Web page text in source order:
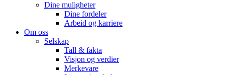
Dine muligheter
Dine fordeler
Arbeid og karriere
Om oss
Selskap
Tall & fakta
Visjon og verdier
Merkevare